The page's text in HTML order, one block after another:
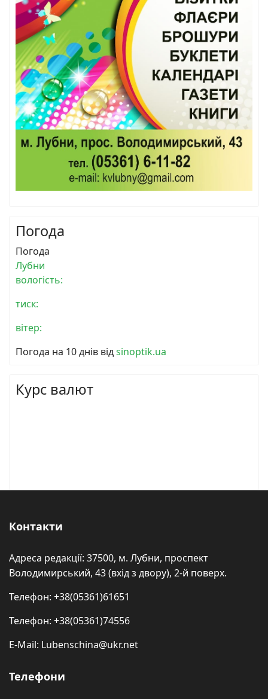
Погода
Погода
Лубни
вологість:
тиск:
вітер:
Погода на 10 днів відsinoptik.ua
Курс валют
Контакти
Адреса редакції: 37500, м. Лубни, проспект
Володимирський, 43 (вхід з двору), 2-й поверх.
Телефон: +38(05361)61651
Телефон: +38(05361)74556
E-Mail: Lubenschina@ukr.net
Телефони